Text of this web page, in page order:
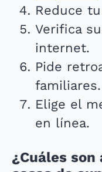
Reduce
Verifica
internet.
Pide
familiares.
Elige el
en línea.
¿Cuáles son